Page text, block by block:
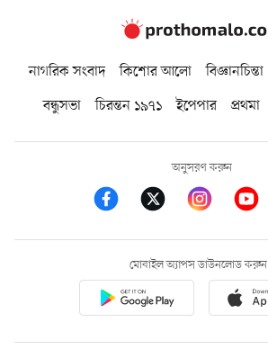
নাগরিক সংবাদ কিশোর আলো বিজ্ঞানচিন্তা
বন্ধুসভা
চিরন্তন ১৯৭১ ইপেপার প্রথমা
অনুসরণ করুন
মোবাইল অ্যাপস ডাউনলোড করুন